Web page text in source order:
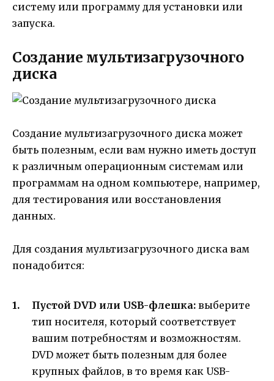
систему или программу для установки или
запуска.
Создание мультизагрузочного
диска
Создание мультизагрузочного диска может
быть полезным, если вам нужно иметь доступ
к различным операционным системам или
программам на одном компьютере, например,
для тестирования или восстановления
данных.
Для создания мультизагрузочного диска вам
понадобится:
Пустой DVD или USB-флешка: выберите
тип носителя, который соответствует
вашим потребностям и возможностям.
DVD может быть полезным для более
крупных файлов, в то время как USB-